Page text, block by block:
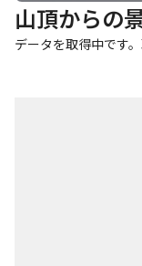
山頂からの
データを取得中です